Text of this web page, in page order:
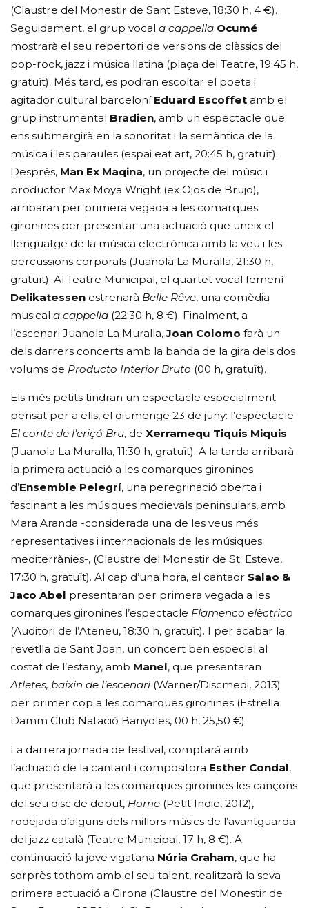
(Claustre del Monestir de Sant Esteve, 18:30 h, 4 €).
Seguidament, el grup vocal a cappella Ocumé
mostrarà el seu repertori de versions de clàssics del
pop-rock, jazz i música llatina (plaça del Teatre, 19:45 h,
gratuït). Més tard, es podran escoltar el poeta i
agitador cultural barceloní Eduard Escoffet amb el
grup instrumental Bradien, amb un espectacle que
ens submergirà en la sonoritat i la semàntica de la
música i les paraules (espai eat art, 20:45 h, gratuït).
Després, Man Ex Maqina, un projecte del músic i
productor Max Moya Wright (ex Ojos de Brujo),
arribaran per primera vegada a les comarques
gironines per presentar una actuació que uneix el
llenguatge de la música electrònica amb la veu i les
percussions corporals (Juanola La Muralla, 21:30 h,
gratuït). Al Teatre Municipal, el quartet vocal femení
Delikatessen estrenarà Belle Rêve, una comèdia
musicala cappella (22:30 h, 8 €). Finalment, a
l’escenari Juanola La Muralla,Joan Colomo farà un
dels darrers concerts amb la banda de la gira dels dos
volums de Producto Interior Bruto (00 h, gratuït).
Els més petits tindran un espectacle especialment
pensat per a ells, el diumenge 23 de juny: l’espectacle
El conte de l’eriçó Bru, deXerramequ Tiquis Miquis
(Juanola La Muralla, 11:30 h, gratuït). A la tarda arribarà
la primera actuació a les comarques gironines
d’Ensemble Pelegrí, una peregrinació oberta i
fascinant a les músiques medievals peninsulars, amb
Mara Aranda -considerada una de les veus més
representatives i internacionals de les músiques
mediterrànies-, (Claustre del Monestir de St. Esteve,
17:30 h, gratuït). Al cap d’una hora, el cantaor Salao &
Jaco Abel presentaran per primera vegada a les
comarques gironines l’espectacle Flamenco elèctrico
(Auditori de l’Ateneu, 18:30 h, gratuït). I per acabar la
revetlla de Sant Joan, un concert ben especial al
costat de l’estany, amb Manel, que presentaran
Atletes, baixin de l’escenari (Warner/Discmedi, 2013)
per primer cop a les comarques gironines (Estrella
Damm Club Natació Banyoles, 00 h, 25,50 €).
La darrera jornada de festival, comptarà amb
l’actuació de la cantant i compositora Esther Condal,
que presentarà a les comarques gironines les cançons
del seu disc de debut, Home (Petit Indie, 2012),
rodejada d’alguns dels millors músics de l’avantguarda
del jazz català (Teatre Municipal, 17 h, 8 €). A
continuació la jove vigatana Núria Graham, que ha
sorprès tothom amb el seu talent, realitzarà la seva
primera actuació a Girona (Claustre del Monestir de